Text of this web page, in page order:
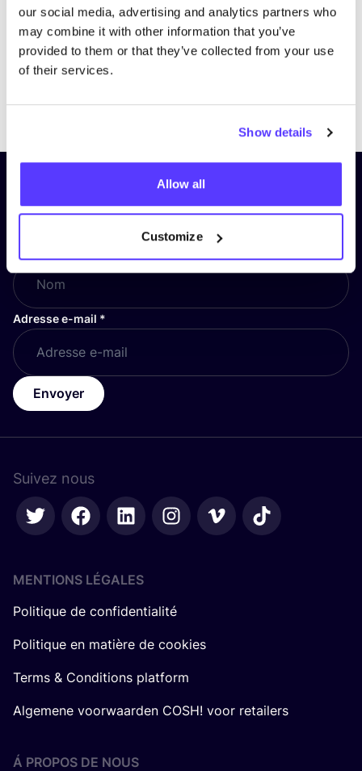
our social media, advertising and analytics partners who
may combine it with other information that you’ve
provided to them or that they’ve collected from your use
of their services.
Show details
Allow all
Customize
Inscrivez-vous à notre lettre
d’information et restez informé !
Adresse e-mail *
Envoyer
Suivez nous
MENTIONS LÉGALES
Politique de confidentialité
Politique en matière de cookies
Terms & Conditions platform
Algemene voorwaarden COSH! voor retailers
Á PROPOS DE NOUS